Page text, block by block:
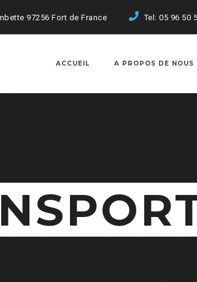
97256 Fort de France Tel: 05 96 50
ACCUEIL A PROPOS DE NOUS